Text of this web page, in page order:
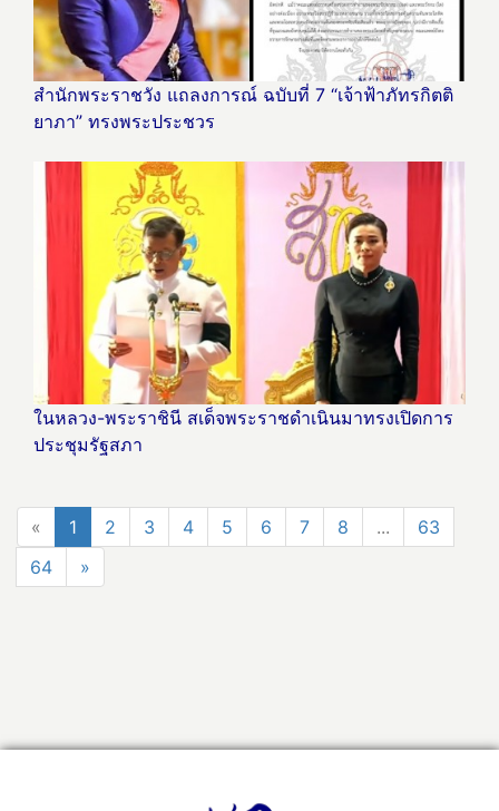
สำนักพระราชวัง แถลงการณ์ ฉบับที่ 7 “เจ้าฟ้าภัทรกิตติ
ยาภา” ทรงพระประชวร
ในหลวง-พระราชินี สเด็จพระราชดำเนินมาทรงเปิดการ
ประชุมรัฐสภา
« 1 2 3 4 5 6 7 8 ...
63
64
»